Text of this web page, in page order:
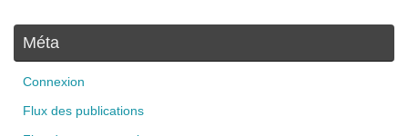
Méta
Connexion
Flux des publications